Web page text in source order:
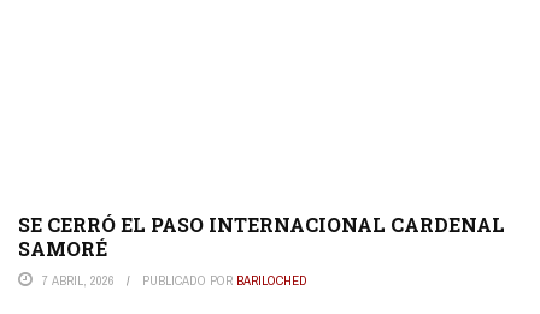
SE CERRÓ EL PASO INTERNACIONAL CARDENAL
SAMORÉ
7 ABRIL, 2026 PUBLICADO POR BARILOCHED